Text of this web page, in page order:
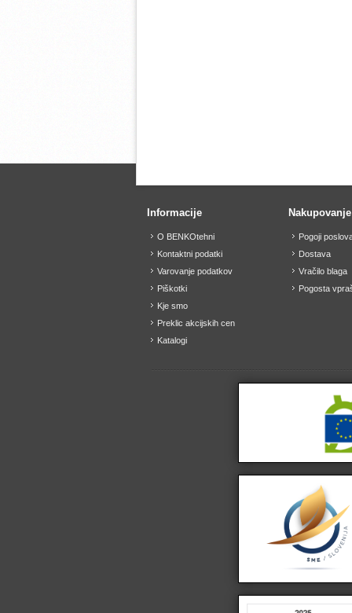
Informacije
O BENKOtehni
Kontaktni podatki
Varovanje podatkov
Piškotki
Kje smo
Preklic akcijskih cen
Katalogi
Pogoji
Dostava
Vračilo blaga
Pogosta